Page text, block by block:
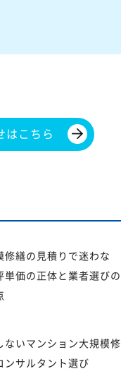
はこちら
修繕の見積りで迷わな
単価の正体と業者選びの
ないマンション大規模修
ンサルタント選び